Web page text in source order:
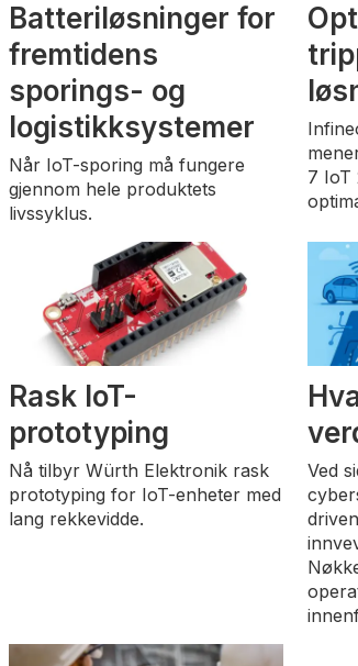
Batteriløsninger for
fremtidens
sporings- og
logistikksystemer
Når IoT-sporing må fungere
gjennom hele produktets
livssyklus.
7 IoT
Rask IoT-
prototyping
Nå tilbyr Würth Elektronik rask
prototyping for IoT-enheter med
lang rekkevidde.
Ved